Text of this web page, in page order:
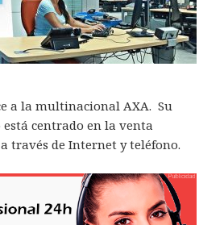
a la multinacional AXA. Su
centrado en la venta
través de Internet y teléfono.